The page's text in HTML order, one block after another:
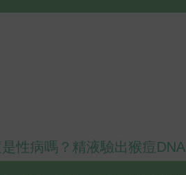
性病嗎？精液驗出猴痘DNA